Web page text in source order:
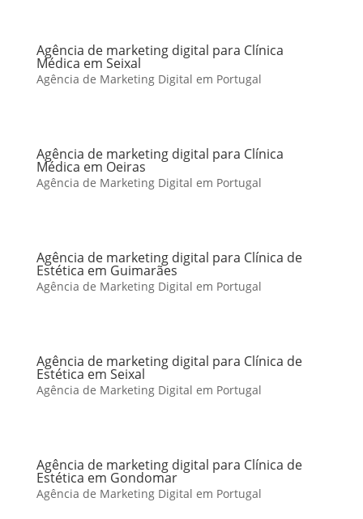
Agência de marketing digital para Clínica
Médica em Seixal
Agência de Marketing Digital em Portugal
Agência de marketing digital para Clínica
Médica em Oeiras
Agência de Marketing Digital em Portugal
Agência de marketing digital para Clínica de
Estética em Guimarães
Agência de Marketing Digital em Portugal
Agência de marketing digital para Clínica de
Estética em Seixal
Agência de Marketing Digital em Portugal
Agência de marketing digital para Clínica de
Estética em Gondomar
Agência de Marketing Digital em Portugal